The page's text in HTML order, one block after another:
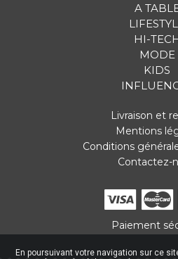
A
HI-
MODE
KIDS
Livraison et
Mentions
Conditions
Contactez-
Paiement
En poursuivant votre navigation sur ce